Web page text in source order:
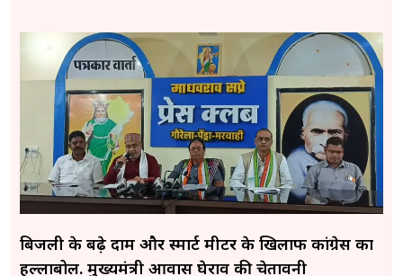
बिजली के बढ़े दाम और स्मार्ट मीटर के खिलाफ कांग्रेस का
हल्लाबोल. मुख्यमंत्री आवास घेराव की चेतावनी